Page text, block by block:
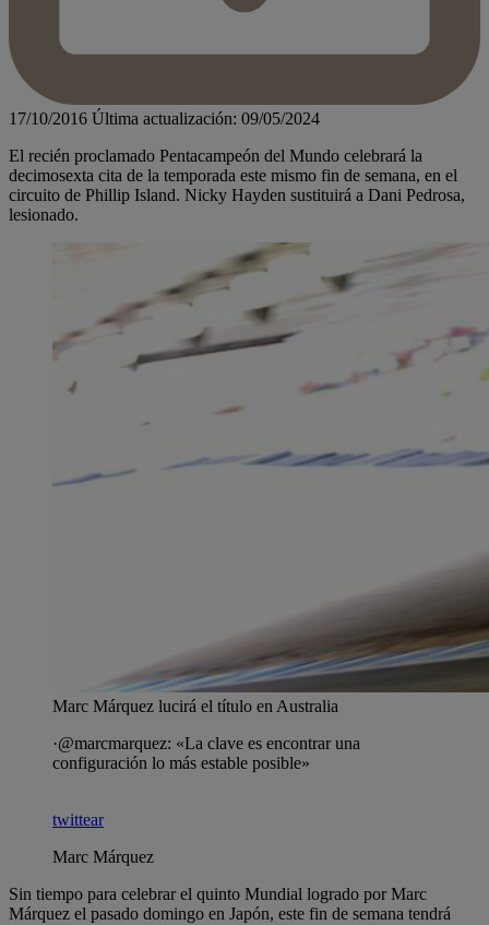
17/10/2016 Última actualización: 09/05/2024
El recién proclamado Pentacampeón del Mundo celebrará la
decimosexta cita de la temporada este mismo fin de semana, en el
circuito de Phillip Island. Nicky Hayden sustituirá a Dani Pedrosa,
lesionado.
Marc Márquez lucirá el título en Australia
·@marcmarquez: «La clave es encontrar una
configuración lo más estable posible»
twittear
Marc Márquez
Sin tiempo para celebrar el quinto Mundial logrado por Marc
Márquez el pasado domingo en Japón, este fin de semana tendrá